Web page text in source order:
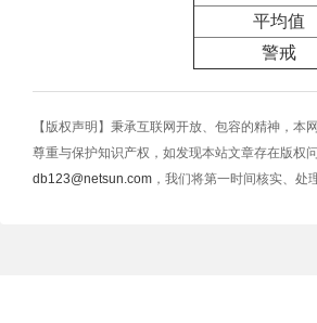
平均值
警戒
【版权声明】秉承互联网开放、包容的精神，
尊重与保护知识产权，如发现本站文章存在版权
db123@netsun.com ，我们将第一时间核实、处理